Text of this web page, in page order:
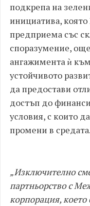
подкрепа на
инициатива,
предприема със
споразумение,
ангажимента ѝ
устойчивото
да предостави
достъп до
условия, с които
промени в средата.
„Изключително
партньорство с
корпорация,